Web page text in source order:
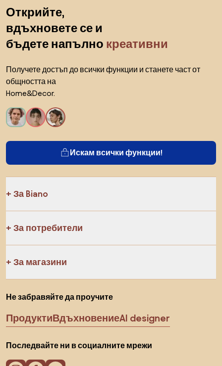
Открийте,
вдъхновете се и
бъдете напълно креативни
Получете достъп до всички функции и станете част от
общността на
Home&Decor.
Искам всички функции!
За Biano
За потребители
За магазини
Не забравяйте да проучите
ПродуктиВдъхновениеAI designer
Последвайте ни в социалните мрежи